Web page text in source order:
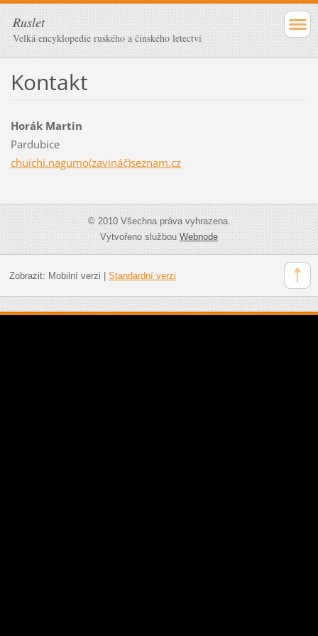
Ruslet
Velká encyklopedie ruského a čínského letectví
Kontakt
Horák Martin
Pardubice
chuichi.nagumo(zavináč)seznam.cz
© 2010 Všechna práva vyhrazena.
Vytvořeno službouWebnode
Zobrazit: Mobilní verzi Standardní verzi